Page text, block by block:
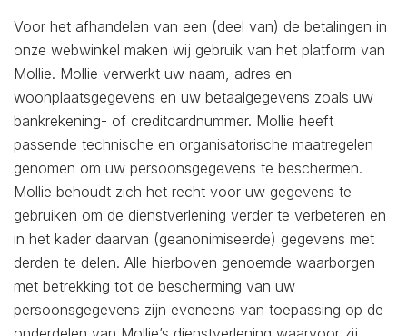
Voor het afhandelen van een (deel van) de betalingen in
onze webwinkel maken wij gebruik van het platform van
Mollie. Mollie verwerkt uw naam, adres en
woonplaatsgegevens en uw betaalgegevens zoals uw
bankrekening- of creditcardnummer. Mollie heeft
passende technische en organisatorische maatregelen
genomen om uw persoonsgegevens te beschermen.
Mollie behoudt zich het recht voor uw gegevens te
gebruiken om de dienstverlening verder te verbeteren en
in het kader daarvan (geanonimiseerde) gegevens met
derden te delen. Alle hierboven genoemde waarborgen
met betrekking tot de bescherming van uw
persoonsgegevens zijn eveneens van toepassing op de